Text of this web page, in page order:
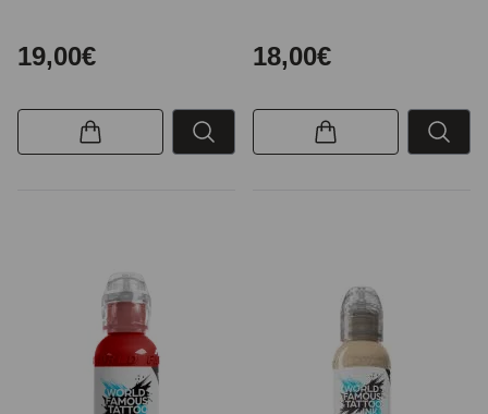
19,00€ 18,00€